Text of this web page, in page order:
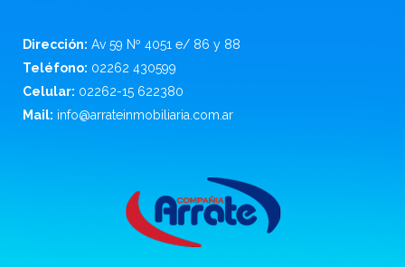
Dirección: Av 59 Nº 4051 e/ 86 y 88
Teléfono: 02262 430599
Celular: 02262-15 622380
Mail: info@arrateinmobiliaria.com.ar